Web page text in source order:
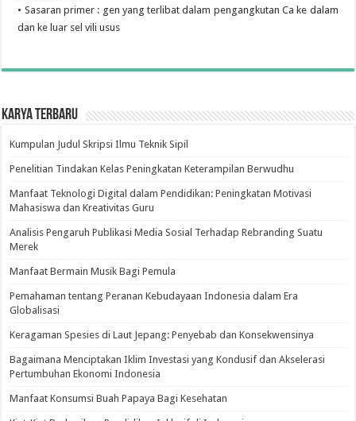
• Sasaran primer : gen yang terlibat dalam pengangkutan Ca ke dalam
dan ke luar sel vili usus
Karya Terbaru
Kumpulan Judul Skripsi Ilmu Teknik Sipil
Penelitian Tindakan Kelas Peningkatan Keterampilan Berwudhu
Manfaat Teknologi Digital dalam Pendidikan: Peningkatan Motivasi
Mahasiswa dan Kreativitas Guru
Analisis Pengaruh Publikasi Media Sosial Terhadap Rebranding Suatu
Merek
Manfaat Bermain Musik Bagi Pemula
Pemahaman tentang Peranan Kebudayaan Indonesia dalam Era
Globalisasi
Keragaman Spesies di Laut Jepang: Penyebab dan Konsekwensinya
Bagaimana Menciptakan Iklim Investasi yang Kondusif dan Akselerasi
Pertumbuhan Ekonomi Indonesia
Manfaat Konsumsi Buah Papaya Bagi Kesehatan